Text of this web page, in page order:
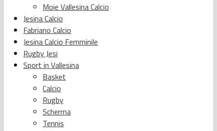
Moie Vallesina Calcio
Jesina Calcio
Fabriano Calcio
Jesina Calcio Femminile
Rugby Jesi
Sport in Vallesina
Basket
Calcio
Rugby
Scherma
Tennis